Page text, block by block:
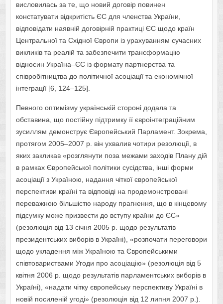
висловилась за те, що новий договір повинен
констатувати відкритість ЄС для членства України,
відповідати наявній договірній практиці ЄС щодо країн
Центральної та Східної Європи із урахуванням сучасних
викликів та реалій та забезпечити трансформацію
відносин Україна–ЄС із формату партнерства та
співробітництва до політичної асоціації та економічної
інтеграції [6, 124–125].
Певного оптимізму українській стороні додала та
обставина, що постійну підтримку її євроінтеграційним
зусиллям демонструє Європейський Парламент. Зокрема,
протягом 2005–2007 р. він ухвалив чотири резолюції, в
яких закликав «розглянути поза межами заходів Плану дій
в рамках Європейської політики сусідства, інші форми
асоціації з Україною, надання чіткої європейської
перспективи країні та відповіді на продемонстровані
переважною більшістю народу прагнення, що в кінцевому
підсумку може призвести до вступу країни до ЄС»
(резолюція від 13 січня 2005 р. щодо результатів
президентських виборів в Україні), «розпочати переговори
щодо укладення між Україною та Європейськими
співтовариствами Угоди про асоціацію» (резолюція від 5
квітня 2006 р. щодо результатів парламентських виборів в
Україні), «надати чітку європейську перспективу Україні в
новій посиленій угоді» (резолюція від 12 липня 2007 р.).